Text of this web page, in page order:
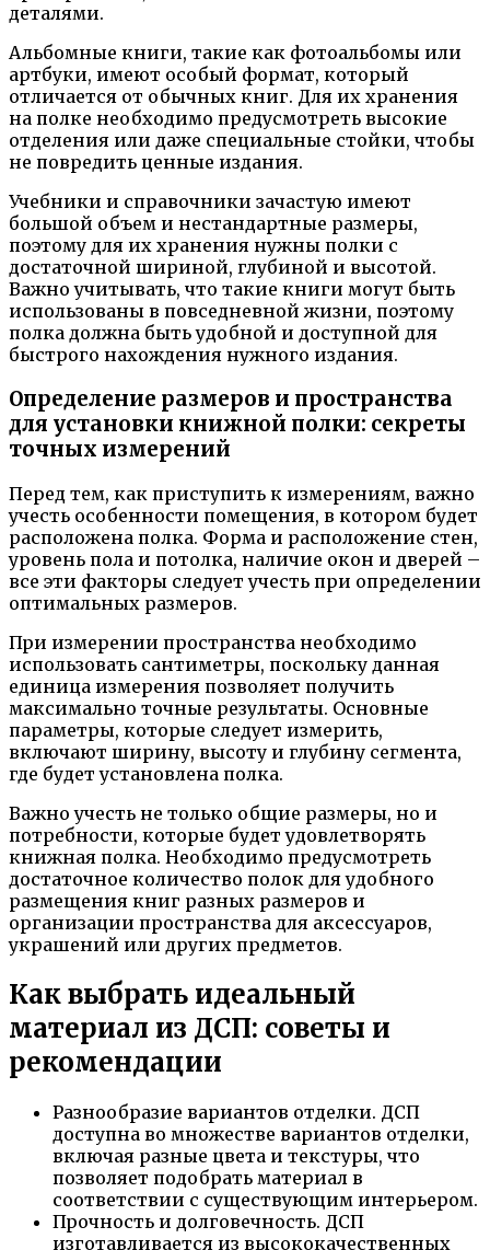
деталями.
Альбомные книги, такие как фотоальбомы или
артбуки, имеют особый формат, который
отличается от обычных книг. Для их хранения
на полке необходимо предусмотреть высокие
отделения или даже специальные стойки, чтобы
не повредить ценные издания.
Учебники и справочники зачастую имеют
большой объем и нестандартные размеры,
поэтому для их хранения нужны полки с
достаточной шириной, глубиной и высотой.
Важно учитывать, что такие книги могут быть
использованы в повседневной жизни, поэтому
полка должна быть удобной и доступной для
быстрого нахождения нужного издания.
Определение размеров и пространства
для установки книжной полки: секреты
точных измерений
Перед тем, как приступить к измерениям, важно
учесть особенности помещения, в котором будет
расположена полка. Форма и расположение стен,
уровень пола и потолка, наличие окон и дверей –
все эти факторы следует учесть при определении
оптимальных размеров.
При измерении пространства необходимо
использовать сантиметры, поскольку данная
единица измерения позволяет получить
максимально точные результаты. Основные
параметры, которые следует измерить,
включают ширину, высоту и глубину сегмента,
где будет установлена полка.
Важно учесть не только общие размеры, но и
потребности, которые будет удовлетворять
книжная полка. Необходимо предусмотреть
достаточное количество полок для удобного
размещения книг разных размеров и
организации пространства для аксессуаров,
украшений или других предметов.
Как выбрать идеальный
материал из ДСП: советы и
рекомендации
Разнообразие вариантов отделки. ДСП
доступна во множестве вариантов отделки,
включая разные цвета и текстуры, что
позволяет подобрать материал в
соответствии с существующим интерьером.
Прочность и долговечность. ДСП
изготавливается из высококачественных